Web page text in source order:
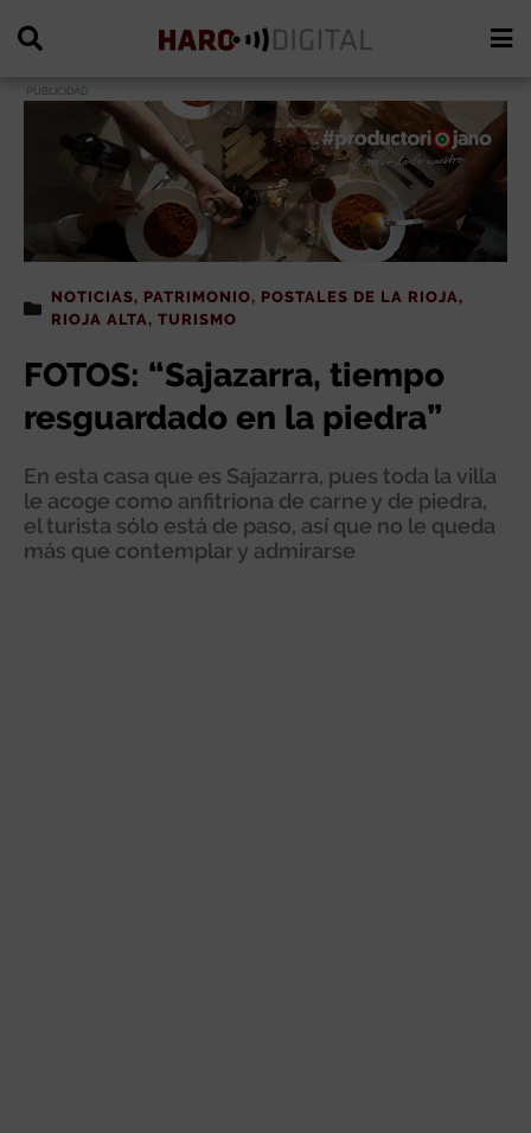
PUBLICIDAD
NOTICIAS, PATRIMONIO, POSTALES DE LA RIOJA,
RIOJA ALTA, TURISMO
FOTOS: “Sajazarra, tiempo
resguardado en la piedra”
En esta casa que es Sajazarra, pues toda la villa
le acoge como anfitriona de carne y de piedra,
el turista sólo está de paso, así que no le queda
más que contemplar y admirarse